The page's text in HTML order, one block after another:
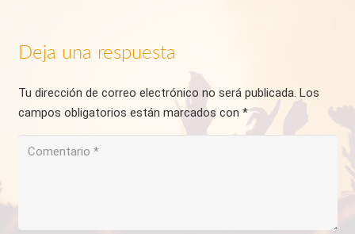
Deja una respuesta
Tu dirección de correo electrónico no será publicada. Los
campos obligatorios están marcados con *